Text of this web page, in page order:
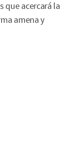
que acercará la
amena y